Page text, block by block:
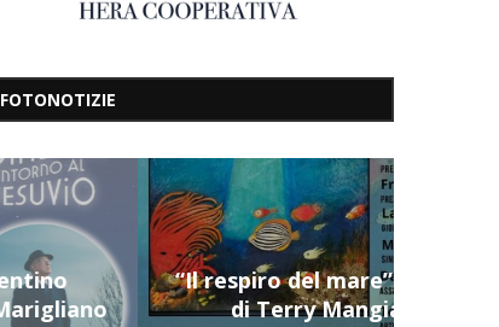
FOTONOTIZIE
“Il respiro del mare”, personale
di Terry Mangiatordi